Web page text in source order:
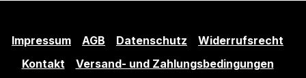
Impressum AGB Datenschutz
Widerrufsrecht
Kontakt
Versand- und Zahlungsbedingungen